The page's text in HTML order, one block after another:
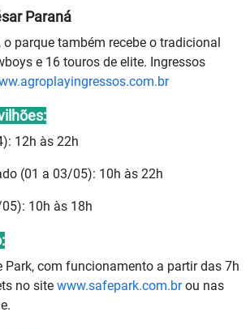
Paraná
o parque também recebe o tradicional
e 16 touros de elite. Ingressos
12h às 22h
(01 a 03/05): 10h às 22h
10h às 18h
Park, com funcionamento a partir das 7h
no site www.safepark.com.brou nas